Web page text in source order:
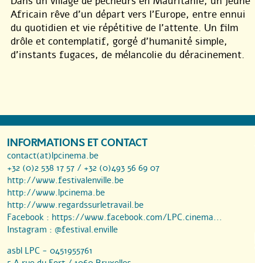
Africain rêve d’un départ vers l’Europe, entre ennui
du quotidien et vie répétitive de l’attente. Un film
drôle et contemplatif, gorgé d’humanité simple,
d’instants fugaces, de mélancolie du déracinement.
INFORMATIONS ET CONTACT
contact(at)lpcinema.be
+32 (0)2 538 17 57 / +32 (0)493 56 69 07
http://www.festivalenville.be
http://www.lpcinema.be
http://www.regardssurletravail.be
Facebook : https://www.facebook.com/LPC.cinema...
Instagram : @festival.enville
asbl LPC - 0451955761